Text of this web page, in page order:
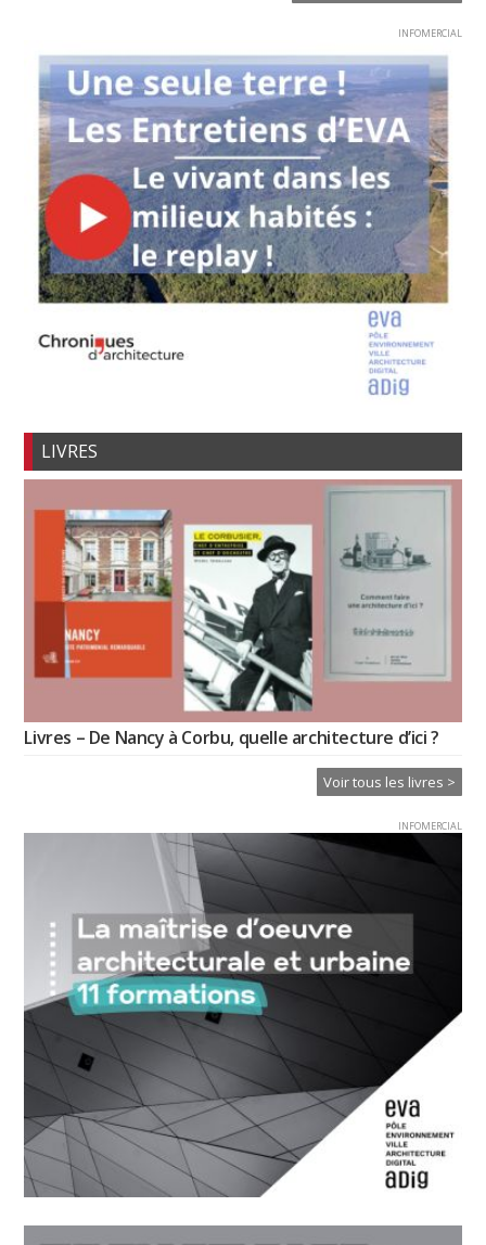
INFOMERCIAL
LIVRES
Livres – De Nancy à Corbu, quelle architecture d’ici ?
Voir tous les livres >
INFOMERCIAL